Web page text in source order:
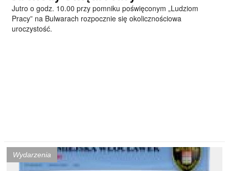
Jutro o godz. 10.00 przy pomniku poświęconym „Ludziom
Pracy” na Bulwarach rozpocznie się okolicznościowa
uroczystość.
Wydarzenia